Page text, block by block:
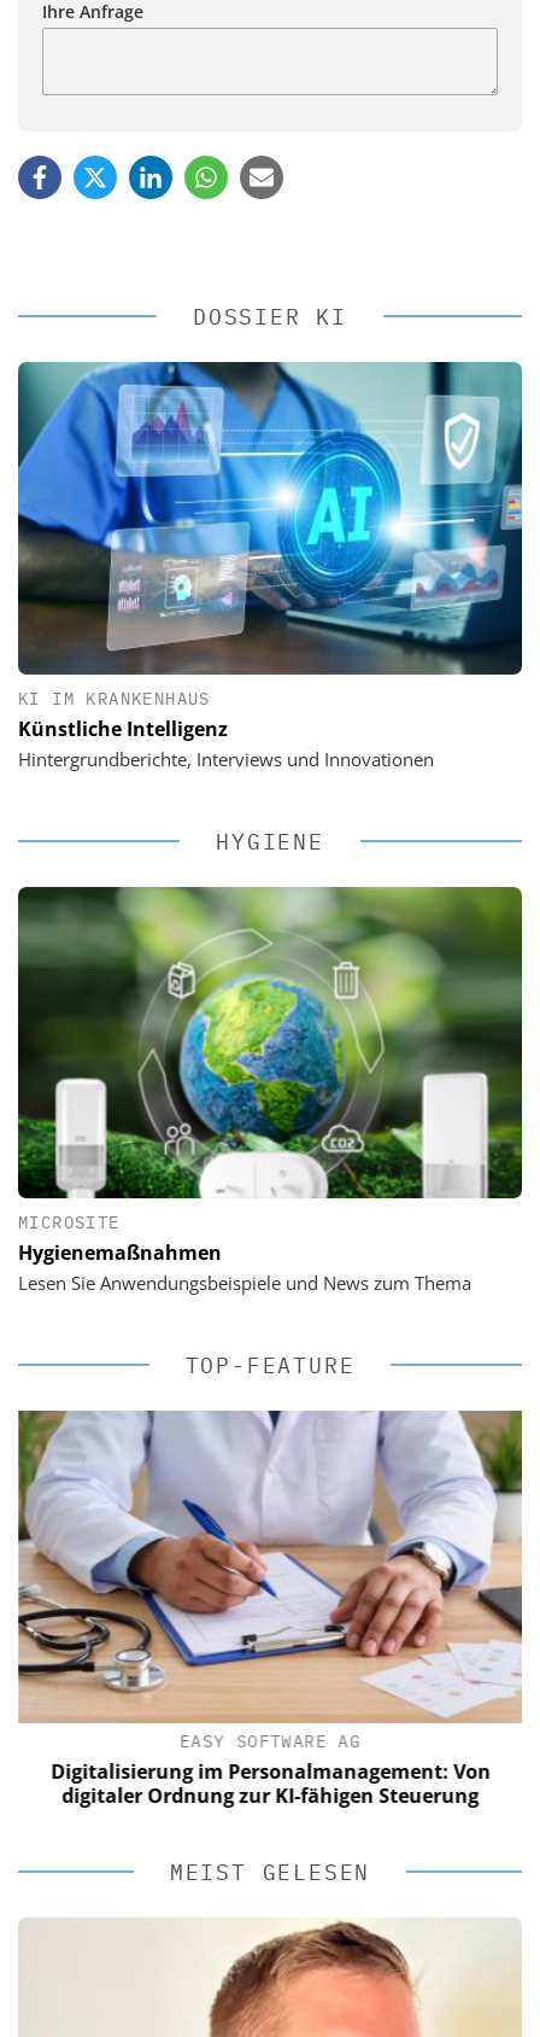
Ihre Anfrage
DOSSIER KI
KI IM KRANKENHAUS
Künstliche Intelligenz
Hintergrundberichte, Interviews und Innovationen
HYGIENE
MICROSITE
Hygienemaßnahmen
Lesen Sie Anwendungsbeispiele und News zum Thema
TOP-FEATURE
EASY SOFTWARE AG
Digitalisierung im Personalmanagement: Von
digitaler Ordnung zur KI-fähigen Steuerung
MEIST GELESEN